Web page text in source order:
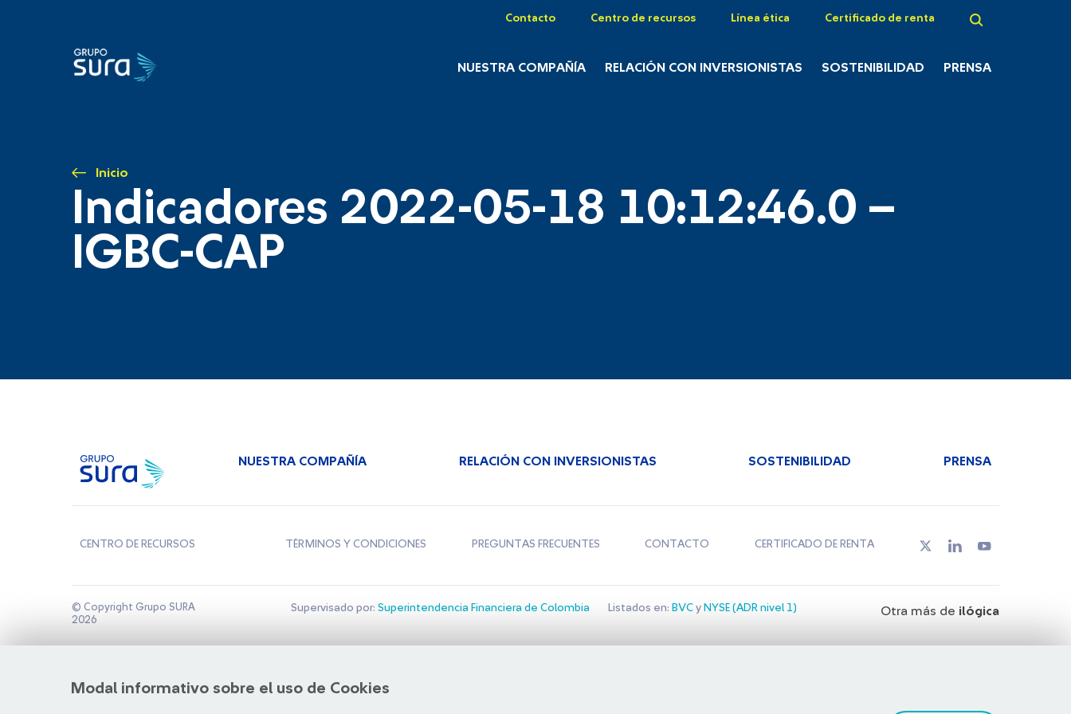
Contacto Centro de recursos Línea ética Certificado de renta
NUESTRA COMPAÑÍA RELACIÓN CON INVERSIONISTAS SOSTENIBILIDAD PRENSA
Inicio
Indicadores 2022-05-18 10:12:46.0 –
IGBC-CAP
Modal informativo sobre el uso de Cookies
NUESTRA COMPAÑÍA RELACIÓN CON INVERSIONISTAS SOSTENIBILIDAD PRENSA
CENTRO DE RECURSOS TÉRMINOS Y CONDICIONES PREGUNTAS FRECUENTES CONTACTO CERTIFICADO DE RENTA
© Copyright Grupo SURA
2026
Supervisado por: Superintendencia Financiera de Colombia Listados en: BVCy NYSE (ADR nivel 1) Otra más de ilógica